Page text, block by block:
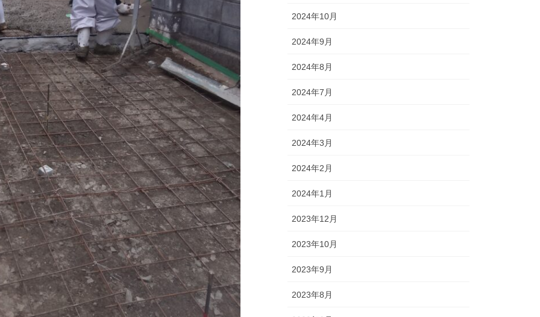
2024年10月
2024年9月
2024年8月
2024年7月
2024年4月
2024年3月
2024年2月
2024年1月
2023年12月
2023年10月
2023年9月
2023年8月